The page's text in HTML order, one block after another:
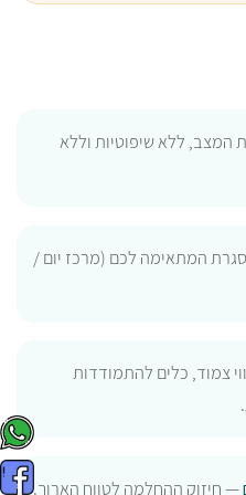
המצב, ללא שיפוטיות וללא
המתאימה לכם (מרכז יום /
צמוד, כלים להתמודדות
— חיזוק ההחלמה לטווח הארוך.